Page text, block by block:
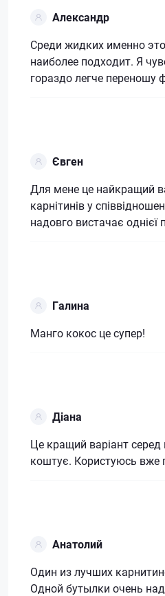
Александр
Среди жидких именно
наиболее подходит. Я
гораздо легче переношу
Євген
Для мене це найкращий
карнітинів у
надовго вистачає
Галина
Манго кокос це супер!
Діана
Це кращий варіант серед
коштує. Користуюсь вже
Анатолий
Один из лучших
Одной бутылки очень